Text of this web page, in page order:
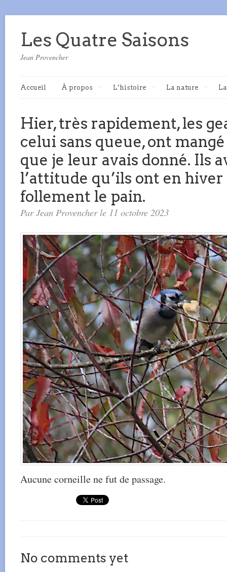
Les Quatre Saisons
Jean Provencher
Accueil À propos L’histoire La nature
Hier, très rapidement, les
celui sans queue, ont
que je leur avais donné. Ils
l’attitude qu’ils ont en
follement le pain.
Par Jean Provencher le 11 octobre 2023
Aucune corneille ne fut de passage.
No comments yet